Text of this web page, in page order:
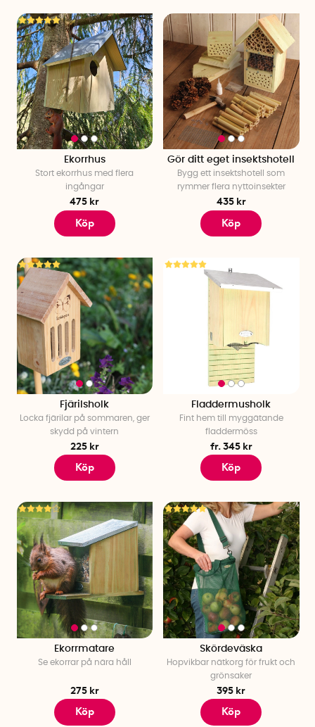
Ekorrhus
Stort ekorrhus med flera
ingångar
475 kr
Köp
Gör ditt eget insektshotell
Bygg ett insektshotell som
rymmer flera nyttoinsekter
435 kr
Köp
Fjärilsholk
Locka fjärilar på sommaren, ger
skydd på vintern
225 kr
Köp
Fladdermusholk
Fint hem till myggätande
fladdermöss
fr. 345 kr
Köp
Ekorrmatare
Se ekorrar på nära håll
275 kr
Köp
Skördeväska
Hopvikbar nätkorg för frukt och
grönsaker
395 kr
Köp